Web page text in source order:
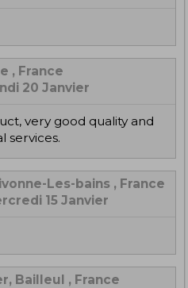
, France
20 Janvier
services.
Les-bains , France
15 Janvier
Bailleul , France